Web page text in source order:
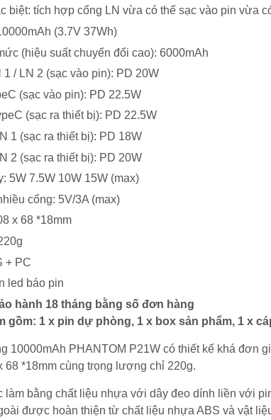
biệt: tích hợp cổng LN vừa có thể sạc vào pin vừa
(3.7V 37Wh)
(hiệu suất chuyển đổi cao): 6000mAh
1 / LN 2 (sạc vào pin): PD 20W
(sạc vào pin): PD 22.5W
(sạc ra thiết bị): PD 22.5W
1 (sạc ra thiết bị): PD 18W
2 (sạc ra thiết bị): PD 20W
5W 7.5W 10W 15W (max)
cổng: 5V/3A (max)
x 68 *18mm
+ PC
led báo pin
hành 18 tháng bằng số đơn hàng
gồm: 1 x pin dự phòng, 1 x box sản phẩm, 1 x
10000mAh PHANTOM P21W có thiết kế khá đơn
68 *18mm cùng trọng lượng chỉ 220g.
làm bằng chất liệu nhựa với dây đeo dính liền với
được hoàn thiện từ chất liệu nhựa ABS và vật